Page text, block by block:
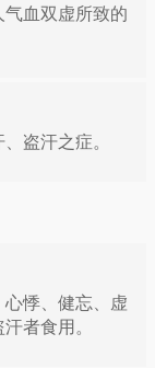
血双虚所致的
盗汗之症。
悸、健忘、虚
者食用。